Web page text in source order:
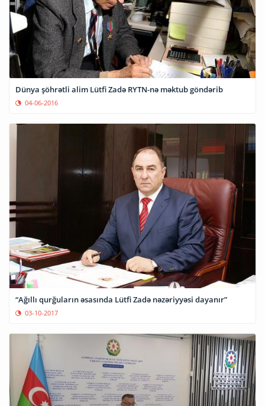
Dünya şöhrətli alim Lütfi Zadə RYTN-nə məktub göndərib
04-06-2016
“Ağıllı qurğuların əsasında Lütfi Zadə nəzəriyyəsi dayanır”
03-10-2017